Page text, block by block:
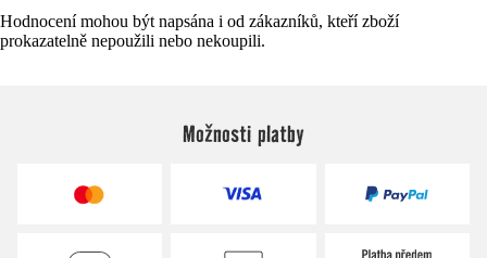
Hodnocení mohou být napsána i od zákazníků, kteří zboží
prokazatelně nepoužili nebo nekoupili.
Možnosti platby